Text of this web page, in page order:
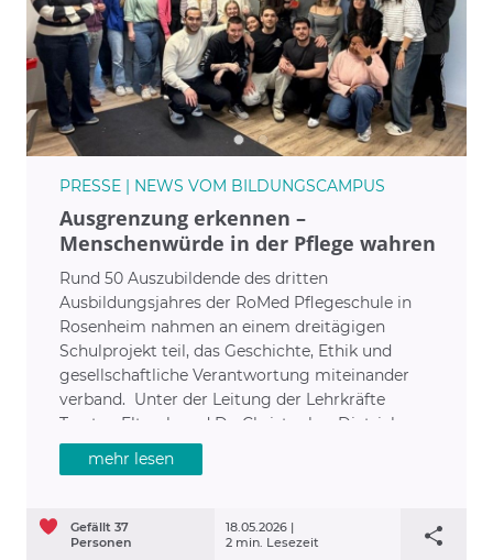
PRESSE | NEWS VOM BILDUNGSCAMPUS
Ausgrenzung erkennen –
Menschenwürde in der Pflege wahren
Rund 50 Auszubildende des dritten
Ausbildungsjahres der RoMed Pflegeschule in
Rosenheim nahmen an einem dreitägigen
Schulprojekt teil, das Geschichte, Ethik und
gesellschaftliche Verantwortung miteinander
verband. Unter der Leitung der Lehrkräfte
Torsten Eltzsch und Dr. Christopher Dietrich
reflektierten die Teilnehmenden
Ausgrenzungsprozesse und die Bedeutung von
Selbstverständnisses der Pflegeschule als Teil des
Netzwerkes „Schule ohne Rassismus – Schule mit
mehr lesen
18.05.2026 |
2 min. Lesezeit
Gefällt 37
Personen